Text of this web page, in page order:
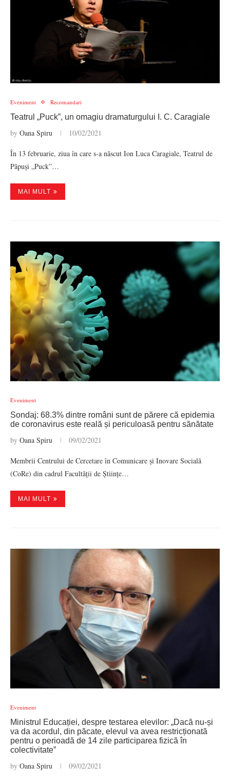
Eveniment Recomandari
Teatrul „Puck”, un omagiu dramaturgului I. C. Caragiale
by Oana Spiru 10/02/2021
În 13 februarie, ziua în care s-a născut Ion Luca Caragiale, Teatrul de
Păpuși „Puck”…
MAI MULT
Eveniment
Sondaj: 68.3% dintre români sunt de părere că epidemia
de coronavirus este reală și periculoasă pentru sănătate
by Oana Spiru 09/02/2021
Membrii Centrului de Cercetare în Comunicare și Inovare Socială
(CoRe) din cadrul Facultății de Științe…
MAI MULT
Eveniment
Ministrul Educației, despre testarea elevilor: „Dacă nu-și
va da acordul, din păcate, elevul va avea restricționată
pentru o perioadă de 14 zile participarea fizică în
colectivitate”
by Oana Spiru 09/02/2021